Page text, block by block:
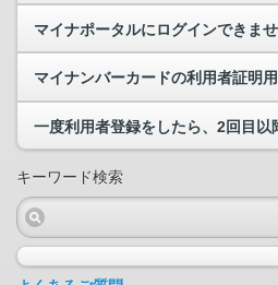
マイナポータルにログインできませ
キーワード検索